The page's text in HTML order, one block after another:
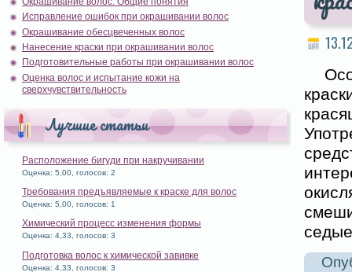
Исправление ошибок при окрашивании волос
Окрашивание обесцвеченных волос
Нанесение краски при окрашивании волос
Подготовительные работы при окрашивании волос
Оценка волос и испытание кожи на
сверхчувствительность
Лучшие статьи
Расположение бигуди при накручивании
Оценка: 5,00, голосов: 2
Требования предъявляемые к краске для волос
Оценка: 5,00, голосов: 1
Химический процесс изменения формы
Оценка: 4,33, голосов: 3
Подготовка волос к химической завивке
Оценка: 4,33, голосов: 3